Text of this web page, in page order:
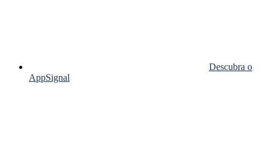
Descubra o
AppSignal